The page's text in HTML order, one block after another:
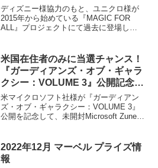
がスタート！！
ディズニー様協力のもと、ユニクロ様が
2015年から始めている『MAGIC FOR
ALL』プロジェクトにて過去に登場した
ALL タイムレスフェイバリッツ』として
再販されます！！
米国在住者のみに当選チャンス！
『ガーディアンズ・オブ・ギャラ
クシー：VOLUME 3』公開記念と
して米MicrosoftがZuneプレゼン
トキャンペーンを開催！！
米マイクロソフト社様が『ガーディアン
ズ・オブ・ギャラクシー：VOLUME 3』
公開を記念して、未開封Microsoft Zuneの
2022年12月 マーベル プライズ情
報